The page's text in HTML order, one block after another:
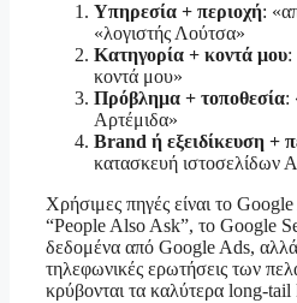
Υπηρεσία + περιοχή:
«λογιστής Λούτσα»
Κατηγορία + κοντά μου:
κοντά μου»
Πρόβλημα + τοποθεσία:
Αρτέμιδα»
Brand ή εξειδίκευση +
κατασκευή ιστοσελίδων
Χρήσιμες πηγές είναι το
“People Also Ask”, το Google
δεδομένα από Google Ads, αλλά
τηλεφωνικές ερωτήσεις των
κρύβονται τα καλύτερα long-